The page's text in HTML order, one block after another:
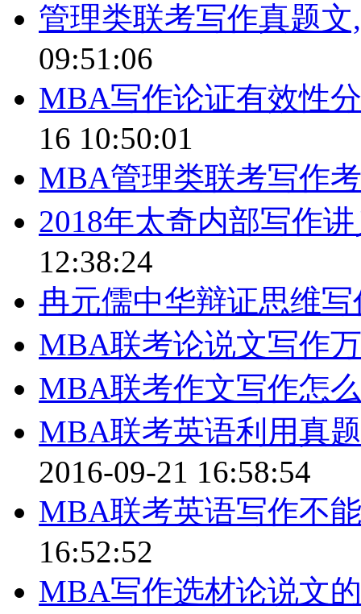
管理类联考写作真题
09:51:06
MBA写作论证有效性
16 10:50:01
MBA管理类联考写作
2018年太奇内部写作
12:38:24
冉元儒中华辩证思维写
MBA联考论说文写作
MBA联考作文写作怎
MBA联考英语利用真
2016-09-21 16:58:54
MBA联考英语写作不
16:52:52
MBA写作选材论说文